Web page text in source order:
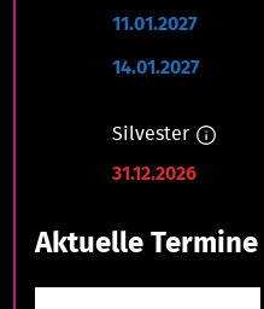
11.01.2027
14.01.2027
Silvester
31.12.2026
Aktuelle Termine